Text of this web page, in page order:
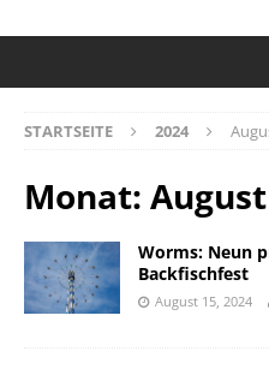
STARTSEITE 2024
Monat:
Worms: Neun
Backfischfest
August 15, 2024